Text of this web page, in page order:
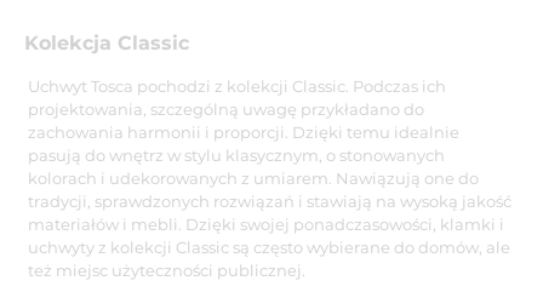
Kolekcja Classic
Uchwyt Tosca pochodzi z kolekcji Classic. Podczas ich
projektowania, szczególną uwagę przykładano do
zachowania harmonii i proporcji. Dzięki temu idealnie
pasują do wnętrz w stylu klasycznym, o stonowanych
kolorach i udekorowanych z umiarem. Nawiązują one do
tradycji, sprawdzonych rozwiązań i stawiają na wysoką jakość
materiałów i mebli. Dzięki swojej ponadczasowości, klamki i
uchwyty z kolekcji Classic są często wybierane do domów, ale
też miejsc użyteczności publicznej.